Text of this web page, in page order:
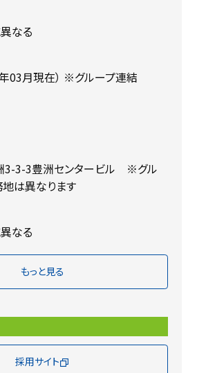
なる
03月現在） ※グループ連結
3-3-3豊洲センタービル ※グル
は異なります
なる
もっと見る
採用サイト